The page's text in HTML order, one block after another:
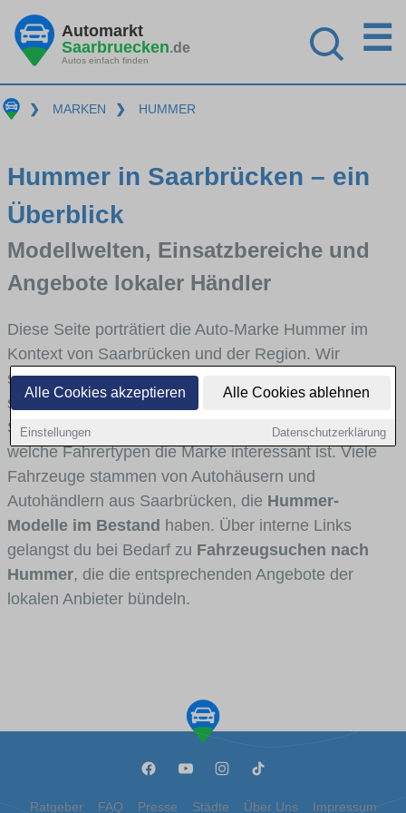
Alle Cookies akzeptieren Alle Cookies ablehnen
Einstellungen Datenschutzerklärung
Automarkt
Saarbruecken.de
Autos einfach finden
☰
❯ MARKEN ❯ HUMMER
Hummer in Saarbrücken – ein
Überblick
Modellwelten, Einsatzbereiche und
Angebote lokaler Händler
Diese Seite porträtiert die Auto-Marke Hummer im
Kontext von Saarbrücken und der Region. Wir
skizzieren, in welchen Fahrzeugklassen Hummer
stark vertreten ist, welche Modellreihen häufig im
Stadt- und Umlandverkehr zu sehen sind und für
welche Fahrertypen die Marke interessant ist. Viele
Fahrzeuge stammen von Autohäusern und
Autohändlern aus Saarbrücken, die Hummer-
Modelle im Bestand haben. Über interne Links
gelangst du bei Bedarf zu Fahrzeugsuchen nach
Hummer, die die entsprechenden Angebote der
lokalen Anbieter bündeln.
Ratgeber FAQ Presse Städte Über Uns Impressum